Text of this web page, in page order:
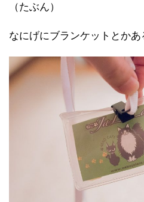
（たぶん）
なにげにブランケットとかあ